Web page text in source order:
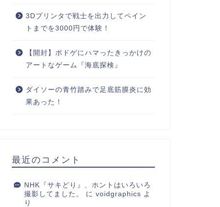
3Dプリンタで戦士を出力してペイン
トまでを3000円で体験！
【開封】ボドゲにハマったきっかけの
アートなゲーム『海底探検』
ダイソーの青竹踏みで足底筋膜炎に効
果あった！
最近のコメント
NHK『サキどり』、ホントはいろいろ
撮影してました。
に voidgraphics よ
り